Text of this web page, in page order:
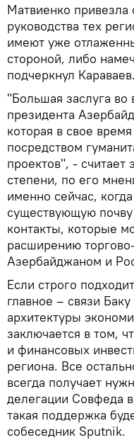
Матвиенко привезла
руководства тех
имеют уже
стороной, либо
подчеркнул Караваев.
"Большая заслуга
президента
которая в свое
посредством
проектов", - считает
степени, по его
именно сейчас,
существующую
контакты, которые
расширению
Азербайджаном и
Если строго
главное – связи
архитектуры
заключается в том,
и финансовых
региона. Все
всегда получает
делегации Совфеда
такая поддержка
собеседник Sputnik.